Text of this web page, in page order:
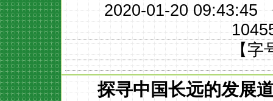
2020-01-20 09:43:45
【字
探寻中国长远的发展